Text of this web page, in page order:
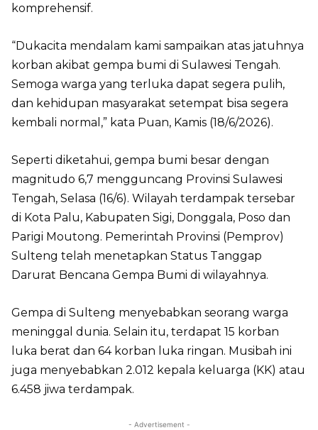
komprehensif.
“Dukacita mendalam kami sampaikan atas jatuhnya
korban akibat gempa bumi di Sulawesi Tengah.
Semoga warga yang terluka dapat segera pulih,
dan kehidupan masyarakat setempat bisa segera
kembali normal,” kata Puan, Kamis (18/6/2026).
Seperti diketahui, gempa bumi besar dengan
magnitudo 6,7 mengguncang Provinsi Sulawesi
Tengah, Selasa (16/6). Wilayah terdampak tersebar
di Kota Palu, Kabupaten Sigi, Donggala, Poso dan
Parigi Moutong. Pemerintah Provinsi (Pemprov)
Sulteng telah menetapkan Status Tanggap
Darurat Bencana Gempa Bumi di wilayahnya.
Gempa di Sulteng menyebabkan seorang warga
meninggal dunia. Selain itu, terdapat 15 korban
luka berat dan 64 korban luka ringan. Musibah ini
juga menyebabkan 2.012 kepala keluarga (KK) atau
6.458 jiwa terdampak.
- Advertisement -